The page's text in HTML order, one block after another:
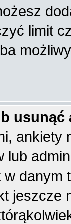
limit
usunąć
lub
jeszcze